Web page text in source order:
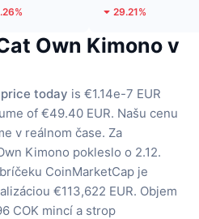
29.21%
Own Kimono v
today is €1.14e-7 EUR
of €49.40 EUR. Našu cenu
v reálnom čase. Za
Kimono pokleslo o 2.12.
CoinMarketCap je
€113,622 EUR. Objem
COK mincí a strop